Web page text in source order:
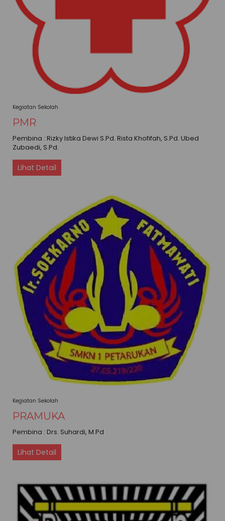
Kegiatan Sekolah
PMR
Pembina : Rizky Istika Dewi S.Pd. Rista Khofifah, S.Pd. Ubed
Zubaedi, S.Pd.
Lihat Detail
Kegiatan Sekolah
PRAMUKA
Pembina : Drs. Suhardi, M.Pd
Lihat Detail